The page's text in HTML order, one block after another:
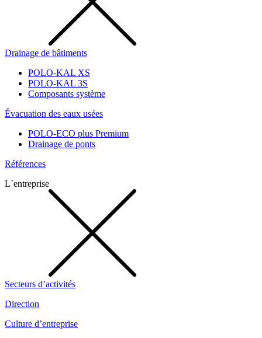
Drainage de bâtiments
POLO-KAL XS
POLO-KAL 3S
Composants système
Évacuation des eaux usées
POLO-ECO plus Premium
Drainage de ponts
Références
L`entreprise
Secteurs d’activités
Direction
Culture d’entreprise